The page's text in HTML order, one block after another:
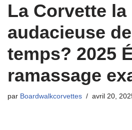
La Corvette
audacieuse
temps? 2025
ramassage
par Boardwalkcorvettes avril 20,